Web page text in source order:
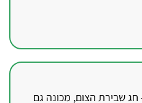
שבירת הצום, מכונה גם